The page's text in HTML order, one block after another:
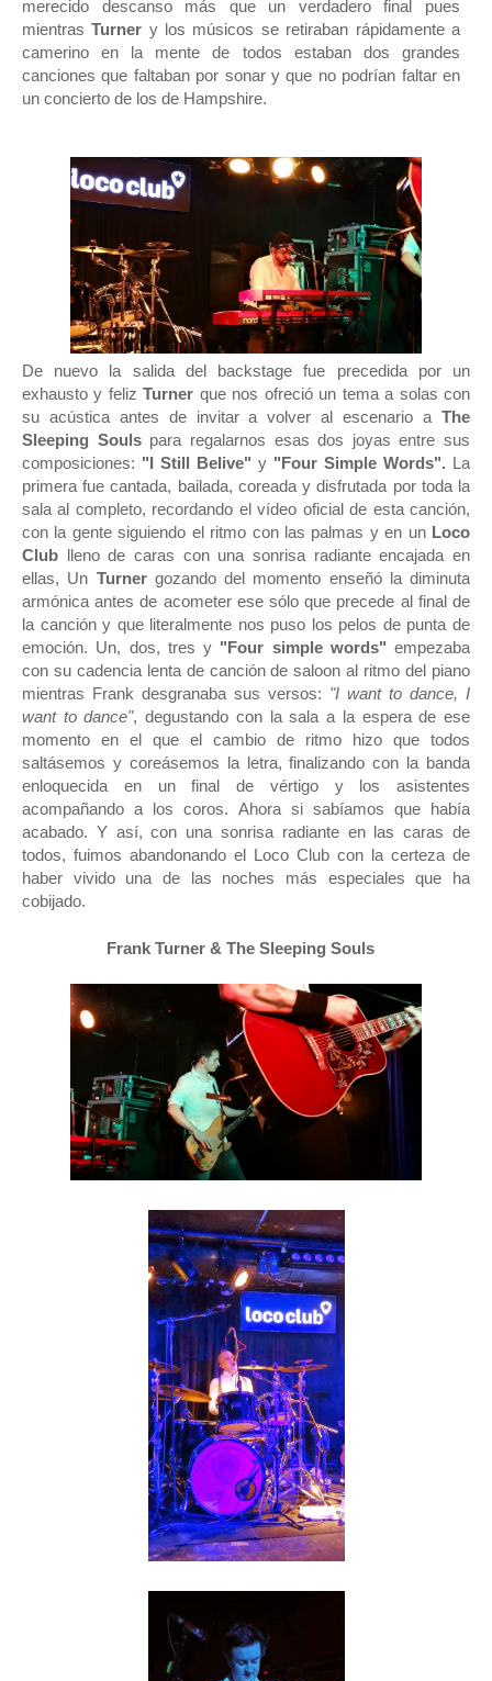
merecido descanso más que un verdadero final pues
mientrasTurner y los músicos se retiraban rápidamente a
camerino en la mente de todos estaban dos grandes
canciones que faltaban por sonar y que no podrían faltar en
un concierto de los de Hampshire.
De nuevo la salida del backstage fue precedida por un
exhausto y feliz Turner que nos ofreció un tema a solas con
su acústica antes de invitar a volver al escenario a The
Sleeping Souls para regalarnos esas dos joyas entre sus
composiciones: "I Still Belive" y "Four Simple Words". La
primera fue cantada, bailada, coreada y disfrutada por toda la
sala al completo, recordando el vídeo oficial de esta canción,
con la gente siguiendo el ritmo con las palmas y en un Loco
Club lleno de caras con una sonrisa radiante encajada en
ellas, Un Turner gozando del momento enseñó la diminuta
armónica antes de acometer ese sólo que precede al final de
la canción y que literalmente nos puso los pelos de punta de
emoción. Un, dos, tres y "Four simple words" empezaba
con su cadencia lenta de canción de saloon al ritmo del piano
mientras Frank desgranaba sus versos: "I want to dance, I
want to dance", degustando con la sala a la espera de ese
momento en el que el cambio de ritmo hizo que todos
saltásemos y coreásemos la letra, finalizando con la banda
enloquecida en un final de vértigo y los asistentes
acompañando a los coros. Ahora si sabíamos que había
acabado. Y así, con una sonrisa radiante en las caras de
todos, fuimos abandonando el Loco Club con la certeza de
haber vivido una de las noches más especiales que ha
cobijado.
Frank Turner & The Sleeping Souls